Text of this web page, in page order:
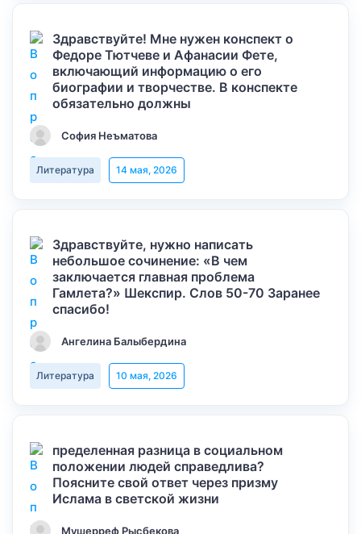
Здравствуйте! Мне нужен конспект о
Федоре Тютчеве и Афанасии Фете,
включающий информацию о его
биографии и творчестве. В конспекте
обязательно должны
София Неъматова
Литература 14 мая, 2026
Здравствуйте, нужно написать
небольшое сочинение: «В чем
заключается главная проблема
Гамлета?» Шекспир. Слов 50-70 Заранее
спасибо!
Ангелина Балыбердина
Литература 10 мая, 2026
пределенная разница в социальном
положении людей справедлива?
Поясните свой ответ через призму
Ислама в светской жизни
Мушерреф Рысбекова